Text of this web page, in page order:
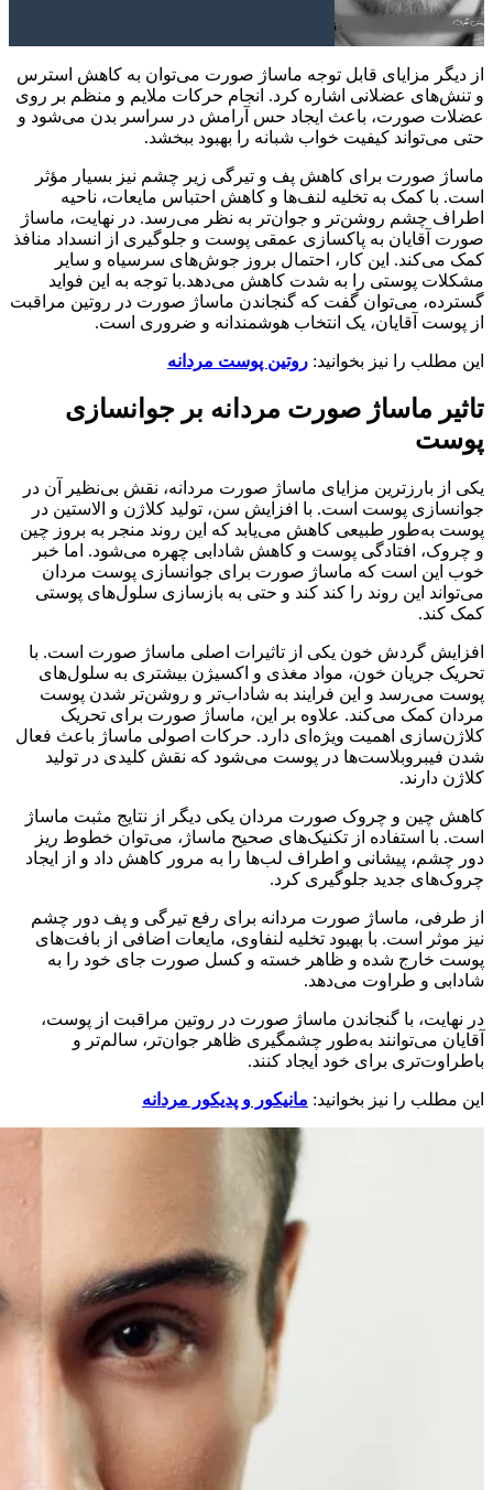
از دیگر مزایای قابل توجه ماساژ صورت می‌توان به کاهش استرس
و تنش‌های عضلانی اشاره کرد. انجام حرکات ملایم و منظم بر روی
عضلات صورت، باعث ایجاد حس آرامش در سراسر بدن می‌شود و
حتی می‌تواند کیفیت خواب شبانه را بهبود ببخشد.
ماساژ صورت برای کاهش پف و تیرگی زیر چشم نیز بسیار مؤثر
است. با کمک به تخلیه لنف‌ها و کاهش احتباس مایعات، ناحیه
اطراف چشم روشن‌تر و جوان‌تر به نظر می‌رسد. در نهایت، ماساژ
صورت آقایان به پاکسازی عمقی پوست و جلوگیری از انسداد منافذ
کمک می‌کند. این کار، احتمال بروز جوش‌های سرسیاه و سایر
مشکلات پوستی را به شدت کاهش می‌دهد.با توجه به این فواید
گسترده، می‌توان گفت که گنجاندن ماساژ صورت در روتین مراقبت
از پوست آقایان، یک انتخاب هوشمندانه و ضروری است.
این مطلب را نیز بخوانید: روتین پوست مردانه
تاثیر ماساژ صورت مردانه بر جوانسازی
پوست
یکی از بارزترین مزایای ماساژ صورت مردانه، نقش بی‌نظیر آن در
جوانسازی پوست است. با افزایش سن، تولید کلاژن و الاستین در
پوست به‌طور طبیعی کاهش می‌یابد که این روند منجر به بروز چین
و چروک، افتادگی پوست و کاهش شادابی چهره می‌شود. اما خبر
خوب این است که ماساژ صورت برای جوانسازی پوست مردان
می‌تواند این روند را کند کند و حتی به بازسازی سلول‌های پوستی
کمک کند.
افزایش گردش خون یکی از تاثیرات اصلی ماساژ صورت است. با
تحریک جریان خون، مواد مغذی و اکسیژن بیشتری به سلول‌های
پوست می‌رسد و این فرایند به شاداب‌تر و روشن‌تر شدن پوست
مردان کمک می‌کند. علاوه بر این، ماساژ صورت برای تحریک
کلاژن‌سازی اهمیت ویژه‌ای دارد. حرکات اصولی ماساژ باعث فعال
شدن فیبروبلاست‌ها در پوست می‌شود که نقش کلیدی در تولید
کلاژن دارند.
کاهش چین و چروک صورت مردان یکی دیگر از نتایج مثبت ماساژ
است. با استفاده از تکنیک‌های صحیح ماساژ، می‌توان خطوط ریز
دور چشم، پیشانی و اطراف لب‌ها را به مرور کاهش داد و از ایجاد
چروک‌های جدید جلوگیری کرد.
از طرفی، ماساژ صورت مردانه برای رفع تیرگی و پف دور چشم
نیز موثر است. با بهبود تخلیه لنفاوی، مایعات اضافی از بافت‌های
پوست خارج شده و ظاهر خسته و کسل صورت جای خود را به
شادابی و طراوت می‌دهد.
در نهایت، با گنجاندن ماساژ صورت در روتین مراقبت از پوست،
آقایان می‌توانند به‌طور چشمگیری ظاهر جوان‌تر، سالم‌تر و
باطراوت‌تری برای خود ایجاد کنند.
این مطلب را نیز بخوانید: مانیکور و پدیکور مردانه